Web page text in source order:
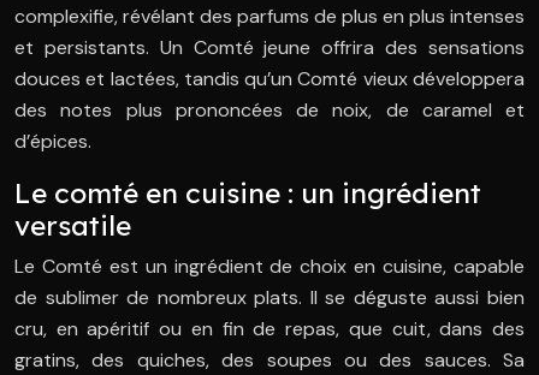
complexifie, révélant des parfums de plus en plus intenses
et persistants. Un Comté jeune offrira des sensations
douces et lactées, tandis qu’un Comté vieux développera
des notes plus prononcées de noix, de caramel et
d’épices.
Le comté en cuisine : un ingrédient
versatile
Le Comté est un ingrédient de choix en cuisine, capable
de sublimer de nombreux plats. Il se déguste aussi bien
cru, en apéritif ou en fin de repas, que cuit, dans des
gratins, des quiches, des soupes ou des sauces. Sa